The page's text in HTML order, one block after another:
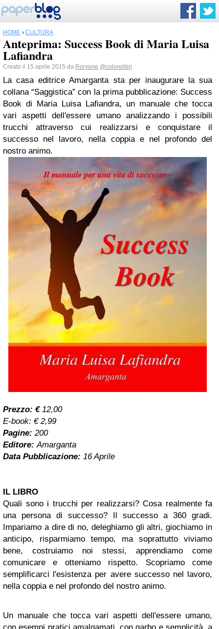
HOME › CULTURA
Anteprima: Success Book di Maria Luisa
Lafiandra
Creato il 15 aprile 2015 da Roryone @colorelibri
La casa editrice Amarganta sta per inaugurare la sua
collana “Saggistica” con la prima pubblicazione: Success
Book di Maria Luisa Lafiandra, un manuale che tocca
vari aspetti dell'essere umano analizzando i possibili
trucchi attraverso cui realizzarsi e conquistare il
successo nel lavoro, nella coppia e nel profondo del
nostro animo.
Prezzo: €12,00
E-book: € 2,99
Pagine: 200
Editore:Amarganta
Data Pubblicazione: 16 Aprile
IL LIBRO
Quali sono i trucchi per realizzarsi? Cosa realmente fa
una persona di successo? Il successo a 360 gradi.
Impariamo a dire di no, deleghiamo gli altri, giochiamo in
anticipo, risparmiamo tempo, ma soprattutto viviamo
bene, costruiamo noi stessi, apprendiamo come
comunicare e otteniamo rispetto. Scopriamo come
semplificarci l'esistenza per avere successo nel lavoro,
nella coppia e nel profondo del nostro animo.
Un manuale che tocca vari aspetti dell'essere umano,